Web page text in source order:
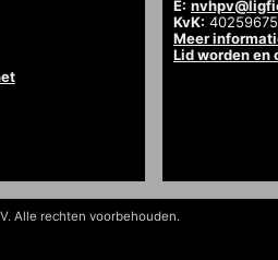
E:
KvK: 40259675
Meer
Lid worden en
Alle rechten voorbehouden.